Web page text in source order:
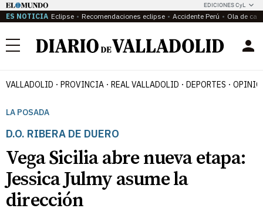
EDICIONES CyL
ES NOTICIA Eclipse Recomendaciones eclipse Accidente Perú Ola de
Menú
VALLADOLID PROVINCIA REAL VALLADOLID DEPORTES
LA POSADA
D.O. RIBERA DE DUERO
Vega Sicilia abre nueva etapa:
Jessica Julmy asume la
dirección